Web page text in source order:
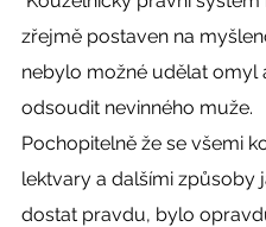
zřejmě postaven na
nebylo možné udělat omyl
odsoudit nevinného muže.
Pochopitelně že se všemi
lektvary a dalšími způsoby
dostat pravdu, bylo